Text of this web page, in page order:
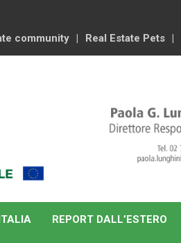
community Real Estate Pets
REPORT DALL’ESTERO